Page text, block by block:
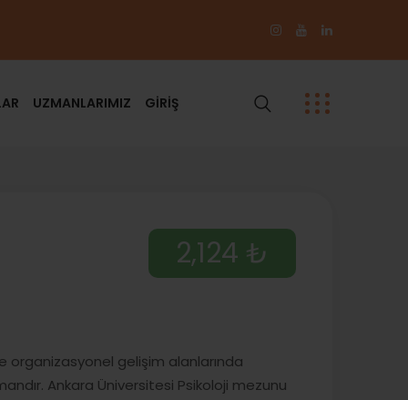
UZMANLARIMIZ GİRİŞ
2,124 ₺
organizasyonel gelişim alanlarında
Ankara Üniversitesi Psikoloji mezunu